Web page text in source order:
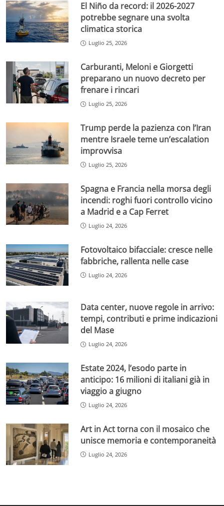
El Niño da record: il 2026-2027
potrebbe segnare una svolta
climatica storica
Luglio 25, 2026
Carburanti, Meloni e Giorgetti
preparano un nuovo decreto per
frenare i rincari
Luglio 25, 2026
Trump perde la pazienza con l’Iran
mentre Israele teme un’escalation
improvvisa
Luglio 25, 2026
Spagna e Francia nella morsa degli
incendi: roghi fuori controllo vicino
a Madrid e a Cap Ferret
Luglio 24, 2026
Fotovoltaico bifacciale: cresce nelle
fabbriche, rallenta nelle case
Luglio 24, 2026
Data center, nuove regole in arrivo:
tempi, contributi e prime indicazioni
del Mase
Luglio 24, 2026
Estate 2024, l’esodo parte in
anticipo: 16 milioni di italiani già in
viaggio a giugno
Luglio 24, 2026
Art in Act torna con il mosaico che
unisce memoria e contemporaneità
Luglio 24, 2026